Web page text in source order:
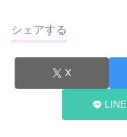
シェアする
X
LINE